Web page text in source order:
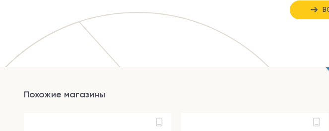
Похожие магазины